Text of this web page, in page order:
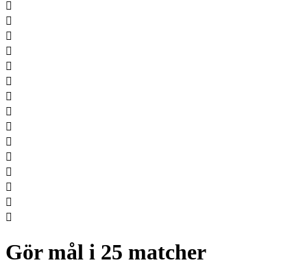















Gör mål i 25 matcher